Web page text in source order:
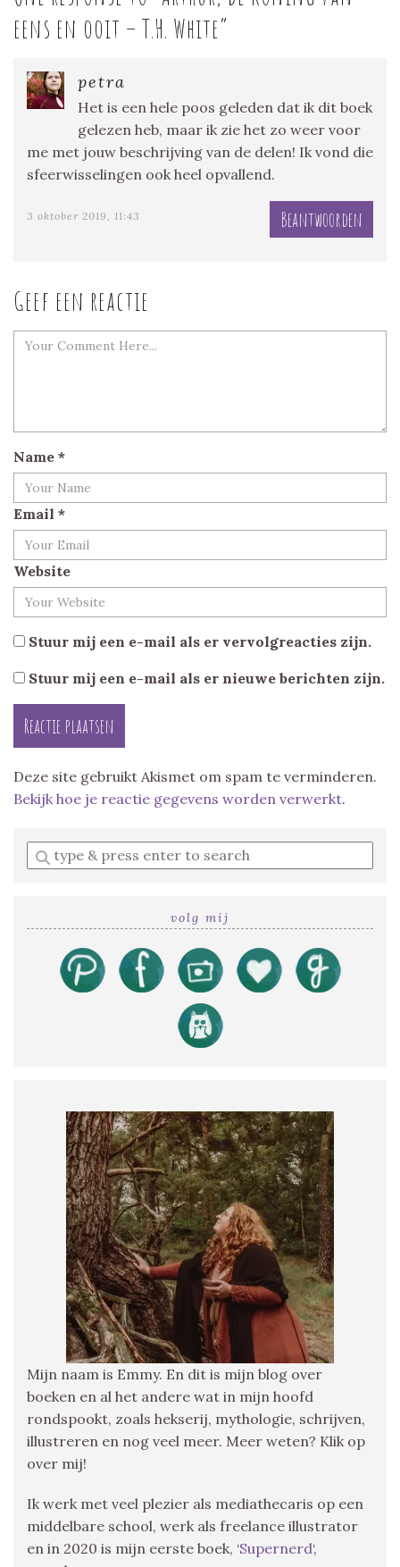
eens en ooit – T.H. White”
petra
Het is een hele poos geleden dat ik dit boek
gelezen heb, maar ik zie het zo weer voor
me met jouw beschrijving van de delen! Ik vond die
sfeerwisselingen ook heel opvallend.
3 oktober 2019, 11:43 Beantwoorden
Geef een reactie
Name *
Email *
Website
Stuur mij een e-mail als er vervolgreacties zijn.
Stuur mij een e-mail als er nieuwe berichten zijn.
Deze site gebruikt Akismet om spam te verminderen.
Bekijk hoe je reactie gegevens worden verwerkt.
Enter
a
volg mij
Mijn naam is Emmy. En dit is mijn blog over
boeken en al het andere wat in mijn hoofd
rondspookt, zoals hekserij, mythologie, schrijven,
illustreren en nog veel meer. Meer weten? Klik op
over mij!
Ik werk met veel plezier als mediathecaris op een
middelbare school, werk als freelance illustrator
en in 2020 is mijn eerste boek, ‘Supernerd‘,